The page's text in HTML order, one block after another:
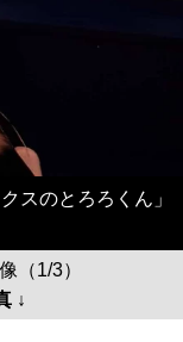
スのとろろくん」
（1/3）
↓